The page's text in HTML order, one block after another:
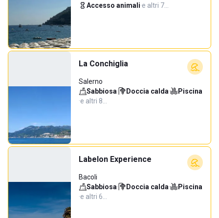
Accesso animali·e altri 7…
La Conchiglia
Salerno
Sabbiosa· Doccia calda·
Piscina
·e altri 8…
Labelon Experience
Bacoli
Sabbiosa· Doccia calda·
Piscina
·e altri 6…